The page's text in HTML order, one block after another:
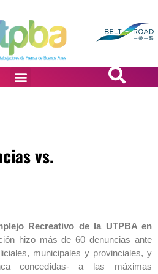
vs.
Recreativo de la UTPBA en
hizo más de 60 denuncias ante
municipales y provinciales, y
concedidas- a las máximas